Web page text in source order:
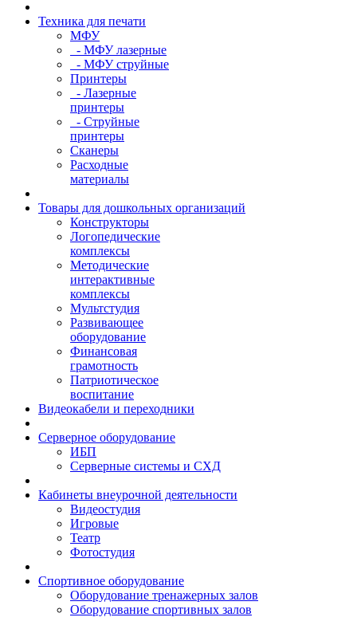
Техника для печати
МФУ
- МФУ лазерные
- МФУ струйные
Принтеры
- Лазерные
принтеры
- Струйные
принтеры
Сканеры
Расходные
материалы
Товары для дошкольных организаций
Конструкторы
Логопедические
комплексы
Методические
интерактивные
комплексы
Мультстудия
Развивающее
оборудование
Финансовая
грамотность
Патриотическое
воспитание
Видеокабели и переходники
Серверное оборудование
ИБП
Серверные системы и СХД
Кабинеты внеурочной деятельности
Видеостудия
Игровые
Театр
Фотостудия
Спортивное оборудование
Оборудование тренажерных залов
Оборудование спортивных залов